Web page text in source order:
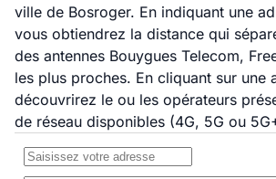
ville de Bosroger. En indiquant une
vous obtiendrez la distance qui
des antennes Bouygues Telecom,
les plus proches. En cliquant sur une
découvrirez le ou les opérateurs
de réseau disponibles (4G, 5G ou